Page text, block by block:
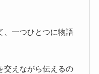
、一つひとつに物語
交えながら伝えるの